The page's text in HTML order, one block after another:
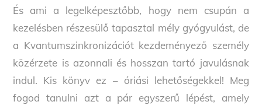
És ami a legelképesztőbb, hogy nem csupán a
kezelésben részesülő tapasztal mély gyógyulást, de
a Kvantumszinkronizációt kezdeményező személy
közérzete is azonnali és hosszan tartó javulásnak
indul. Kis könyv ez – óriási lehetőségekkel! Meg
fogod tanulni azt a pár egyszerű lépést, amely